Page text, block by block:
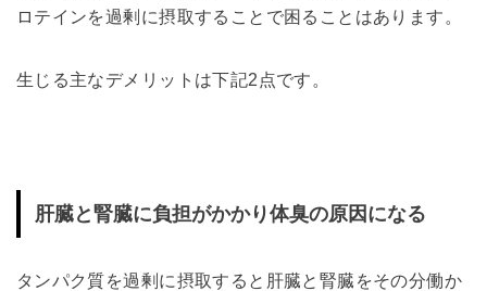
ロテインを過剰に摂取することで困ることはあります。
生じる主なデメリットは下記2点です。
肝臓と腎臓に負担がかかり体臭の原因になる
タンパク質を過剰に摂取すると肝臓と腎臓をその分働か